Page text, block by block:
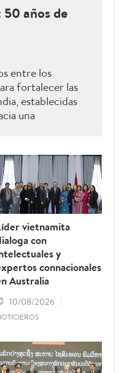
años de
entre los
fortalecer las
establecidas
una
vietnamita
con
y
connacionales
Australia
10/08/2026